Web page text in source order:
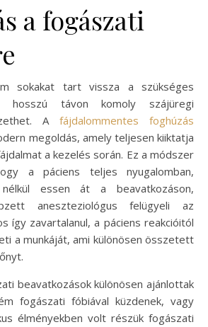
a fogászati
sokakat tart vissza a szükséges
hosszú távon komoly szájüregi
A fájdalommentes foghúzás
megoldás, amely teljesen kiiktatja
a kezelés során. Ez a módszer
a páciens teljes nyugalomban,
essen át a beavatkozáson,
aneszteziológus felügyeli az
így zavartalanul, a páciens reakcióitól
a munkáját, ami különösen összetett
beavatkozások különösen ajánlottak
fogászati fóbiával küzdenek, vagy
élményekben volt részük fogászati